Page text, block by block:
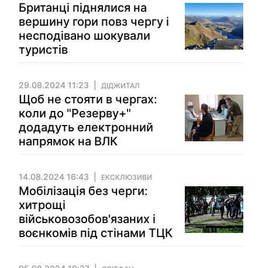
Британці піднялися на
вершину гори повз чергу і
несподівано шокували
туристів
29.08.2024 11:23 ДІДЖИТАЛ
Щоб не стояти в чергах:
коли до "Резерву+"
додадуть електронний
напрямок на ВЛК
14.08.2024 16:43 ЕКСКЛЮЗИВИ
Мобілізація без черги:
хитрощі
військовозобов'язаних і
воєнкомів під стінами ТЦК